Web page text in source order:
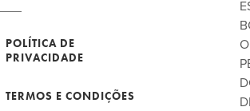
POLÍTICA DE
PRIVACIDADE
TERMOS E CONDIÇÕES